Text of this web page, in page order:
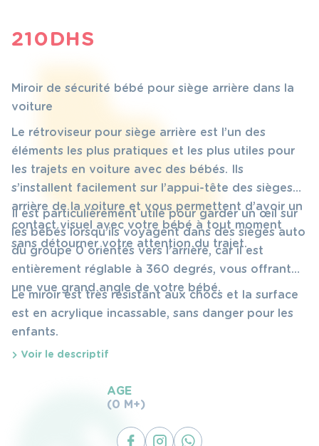
210DHS
Miroir de sécurité bébé pour siège arrière dans la
voiture
Le rétroviseur pour siège arrière est l’un des
éléments les plus pratiques et les plus utiles pour
les trajets en voiture avec des bébés. Ils
s’installent facilement sur l’appui-tête des sièges
arrière de la voiture et vous permettent d’avoir un
contact visuel avec votre bébé à tout moment
sans détourner votre attention du trajet.
Il est particulièrement utile pour garder un œil sur
les bébés lorsqu’ils voyagent dans des sièges auto
du groupe 0 orientés vers l’arrière, car il est
entièrement réglable à 360 degrés, vous offrant
une vue grand angle de votre bébé.
Le miroir est très résistant aux chocs et la surface
est en acrylique incassable, sans danger pour les
enfants.
Voir le descriptif
AGE
(0 M+)